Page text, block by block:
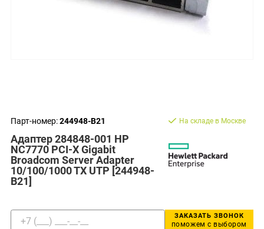
Парт-номер:244948-B21
Адаптер 284848-001 HP
NC7770 PCI-X Gigabit
Broadcom Server Adapter
10/100/1000 TX UTP [244948-
B21]
На складе в Москве
ЗАКАЗАТЬ ЗВОНОК
поможем с выбором